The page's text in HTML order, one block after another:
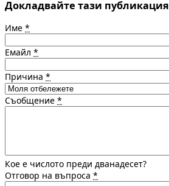
Докладвайте тази публикация
Име *
Емайл *
Причина *
Съобщение *
Кое е числото преди дванадесет?
Отговор на въпроса *